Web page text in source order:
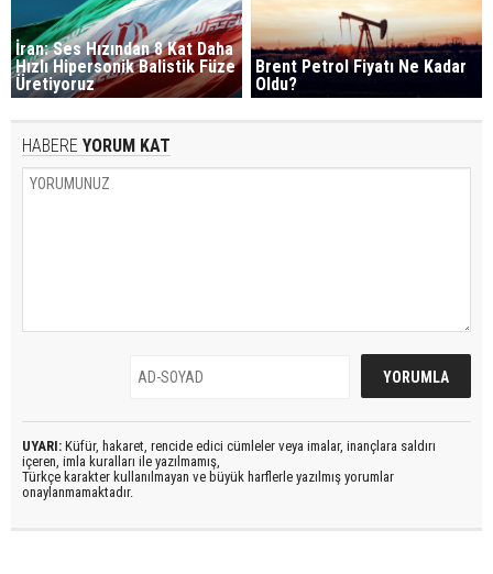
İran: Ses Hızından 8 Kat Daha
Hızlı Hipersonik Balistik Füze
Üretiyoruz
Brent Petrol Fiyatı Ne Kadar
Oldu?
HABERE YORUM KAT
UYARI: Küfür, hakaret, rencide edici cümleler veya imalar, inançlara saldırı
içeren, imla kuralları ile yazılmamış,
Türkçe karakter kullanılmayan ve büyük harflerle yazılmış yorumlar
onaylanmamaktadır.